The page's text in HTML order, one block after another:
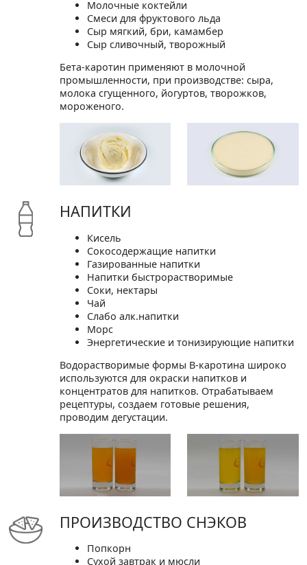
Молочные коктейли
Смеси для фруктового льда
Сыр мягкий, бри, камамбер
Сыр сливочный, творожный
Бета-каротин применяют в молочной
промышленности, при производстве: сыра,
молока сгущенного, йогуртов, творожков,
мороженого.
НАПИТКИ
Кисель
Сокосодержащие напитки
Газированные напитки
Напитки быстрорастворимые
Соки, нектары
Чай
Слабо алк.напитки
Морс
Энергетические и тонизирующие напитки
Водорастворимые формы В-каротина широко
используются для окраски напитков и
концентратов для напитков. Отрабатываем
рецептуры, создаем готовые решения,
проводим дегустации.
ПРОИЗВОДСТВО СНЭКОВ
Попкорн
Сухой завтрак и мюсли